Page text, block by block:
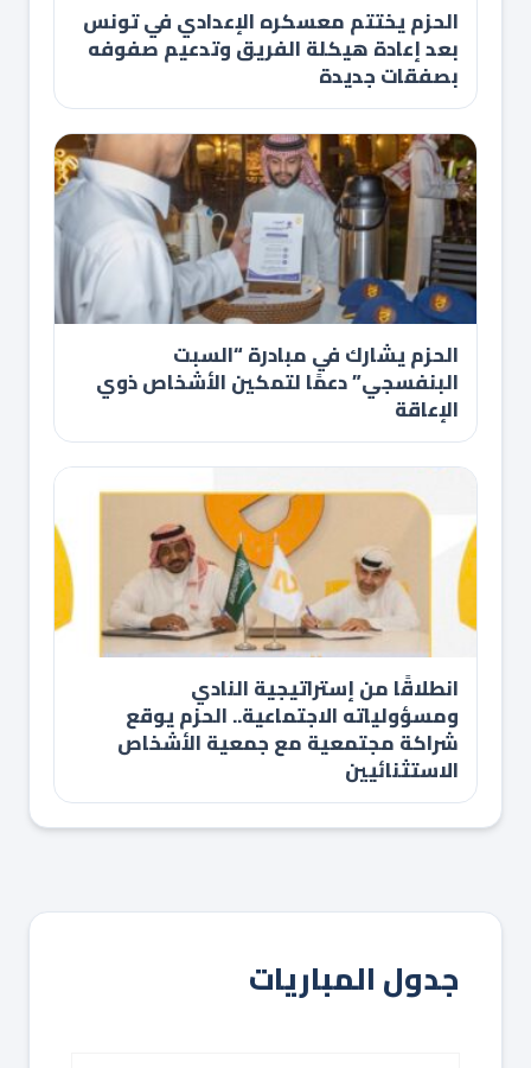
الحزم يختتم معسكره الإعدادي في تونس
بعد إعادة هيكلة الفريق وتدعيم صفوفه
بصفقات جديدة
الحزم يشارك في مبادرة “السبت
البنفسجي” دعمًا لتمكين الأشخاص ذوي
الإعاقة
انطلاقًا من إستراتيجية النادي
ومسؤولياته الاجتماعية.. الحزم يوقع
شراكة مجتمعية مع جمعية الأشخاص
الاستثنائيين
جدول المباريات